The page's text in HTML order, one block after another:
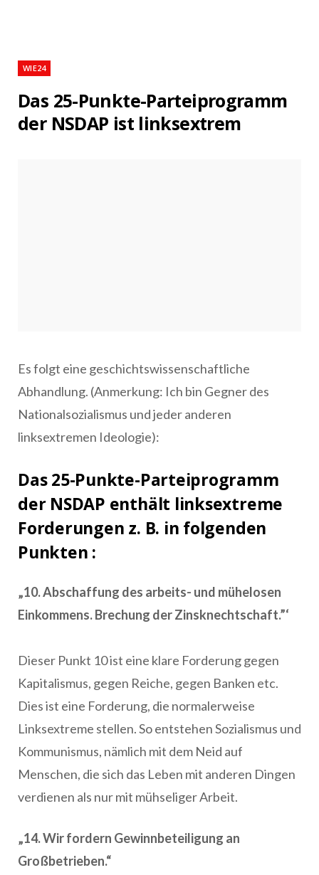
WIE24
Das 25-Punkte-Parteiprogramm
der NSDAP ist linksextrem
Es folgt eine geschichtswissenschaftliche
Abhandlung. (Anmerkung: Ich bin Gegner des
Nationalsozialismus und jeder anderen
linksextremen Ideologie):
Das 25-Punkte-Parteiprogramm
der NSDAP enthält linksextreme
Forderungen z. B. in folgenden
Punkten :
„10. Abschaffung des arbeits- und mühelosen
Einkommens. Brechung der Zinsknechtschaft.”‘
Dieser Punkt 10 ist eine klare Forderung gegen
Kapitalismus, gegen Reiche, gegen Banken etc.
Dies ist eine Forderung, die normalerweise
Linksextreme stellen. So entstehen Sozialismus und
Kommunismus, nämlich mit dem Neid auf
Menschen, die sich das Leben mit anderen Dingen
verdienen als nur mit mühseliger Arbeit.
„14. Wir fordern Gewinnbeteiligung an
Großbetrieben.“